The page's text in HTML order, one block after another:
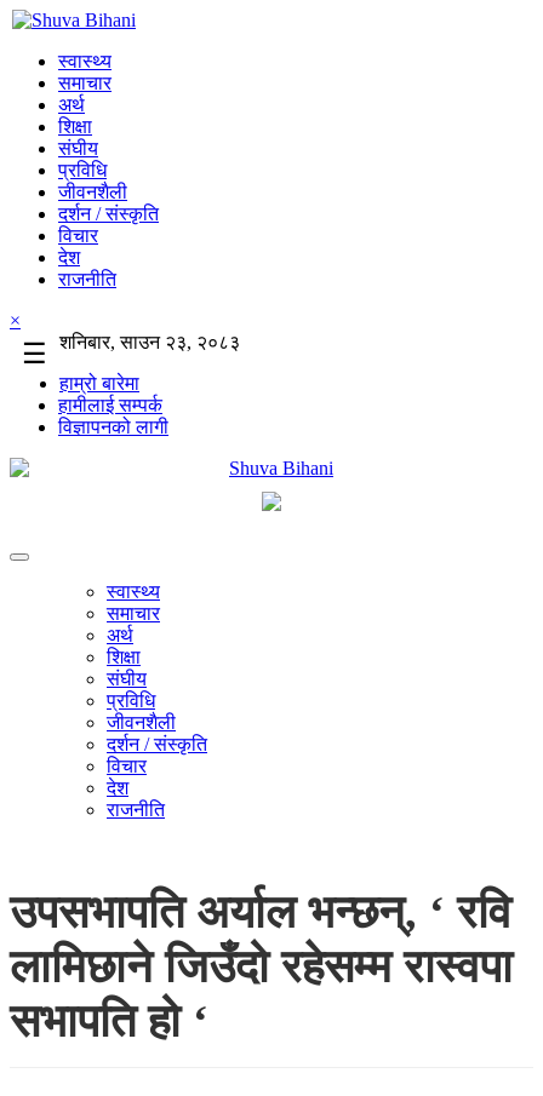
स्वास्थ्य
समाचार
अर्थ
शिक्षा
संघीय
प्रविधि
जीवनशैली
दर्शन / संस्कृति
विचार
देश
राजनीति
×
☰
शनिबार, साउन २३, २०८३
हाम्रो बारेमा
हामीलाई सम्पर्क
विज्ञापनको लागी
स्वास्थ्य
समाचार
अर्थ
शिक्षा
संघीय
प्रविधि
जीवनशैली
दर्शन / संस्कृति
विचार
देश
राजनीति
उपसभापति अर्याल भन्छन्, ‘ रवि
लामिछाने जिउँदो रहेसम्म रास्वपा
सभापति हो ‘